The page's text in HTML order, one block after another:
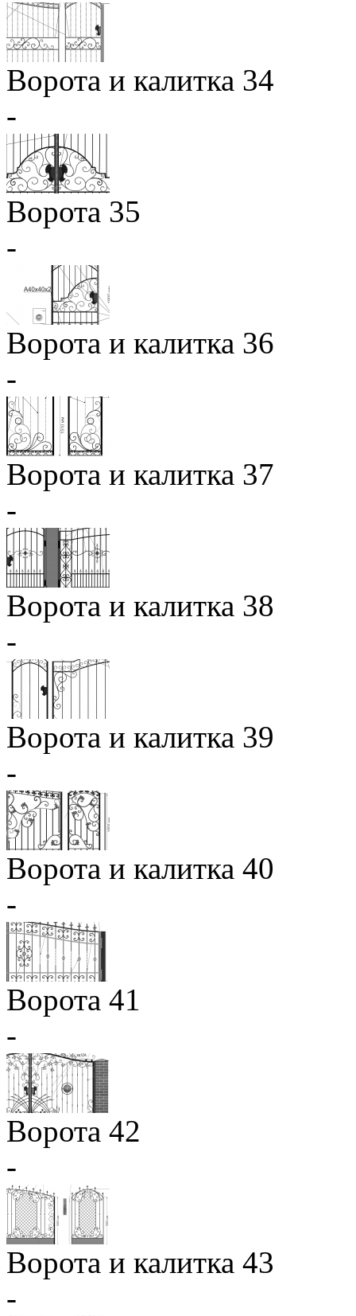
Ворота и калитка 34
-
Ворота 35
-
Ворота и калитка 36
-
Ворота и калитка 37
-
Ворота и калитка 38
-
Ворота и калитка 39
-
Ворота и калитка 40
-
Ворота 41
-
Ворота 42
-
Ворота и калитка 43
-